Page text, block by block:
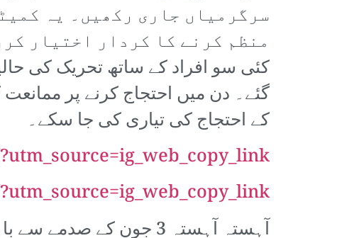
سرگرمیاں جاری رکھیں۔ یہ
کئی سو افراد کے ساتھ تحریک کی
گئے۔ دن میں احتجاج کرنے پر
کے احتجاج کی تیاری کی جا سکے۔
آہستہ آہستہ 3 جون کے